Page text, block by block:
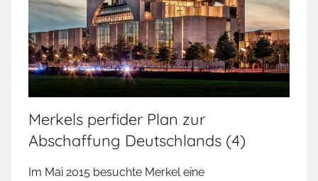
Merkels perfider Plan zur
Abschaffung Deutschlands (4)
Im Mai 2015 besuchte Merkel eine